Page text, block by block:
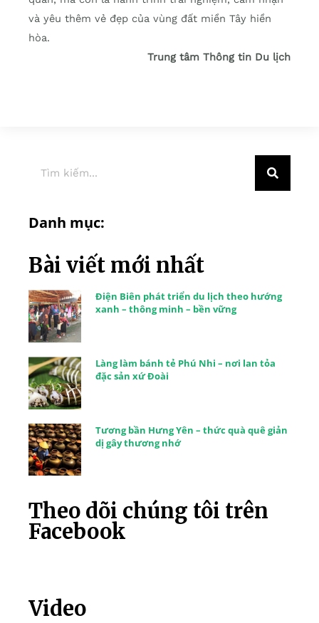
và yêu thêm vẻ đẹp của vùng đất miền Tây hiền
hòa.
Trung tâm Thông tin Du lịch
Danh mục:
Bài viết mới nhất
Điện Biên phát triển du lịch theo hướng
xanh – thông minh – bền vững
Làng làm bánh tẻ Phú Nhi – nơi lan tỏa
đặc sản xứ Đoài
Tương bần Hưng Yên – thức quà quê giản
dị gây thương nhớ
Theo dõi chúng tôi trên
Facebook
Video